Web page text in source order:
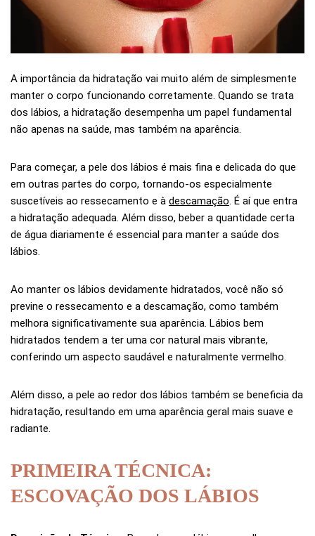
A importância da hidratação vai muito além de simplesmente
manter o corpo funcionando corretamente. Quando se trata
dos lábios, a hidratação desempenha um papel fundamental
não apenas na saúde, mas também na aparência.
Para começar, a pele dos lábios é mais fina e delicada do que
em outras partes do corpo, tornando-os especialmente
suscetíveis ao ressecamento e à descamação. É aí que entra
a hidratação adequada. Além disso, beber a quantidade certa
de água diariamente é essencial para manter a saúde dos
lábios.
Ao manter os lábios devidamente hidratados, você não só
previne o ressecamento e a descamação, como também
melhora significativamente sua aparência. Lábios bem
hidratados tendem a ter uma cor natural mais vibrante,
conferindo um aspecto saudável e naturalmente vermelho.
Além disso, a pele ao redor dos lábios também se beneficia da
hidratação, resultando em uma aparência geral mais suave e
radiante.
PRIMEIRA TÉCNICA:
ESCOVAÇÃO DOS LÁBIOS